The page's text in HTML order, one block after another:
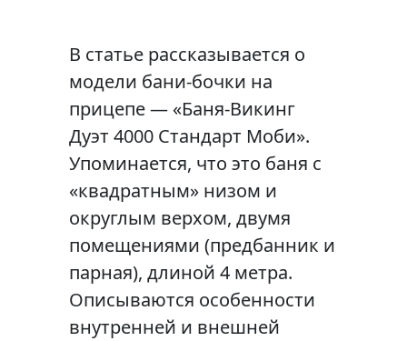
В статье рассказывается о
модели бани-бочки на
прицепе — «Баня-Викинг
Дуэт 4000 Стандарт Моби».
Упоминается, что это баня с
«квадратным» низом и
округлым верхом, двумя
помещениями (предбанник и
парная), длиной 4 метра.
Описываются особенности
внутренней и внешней